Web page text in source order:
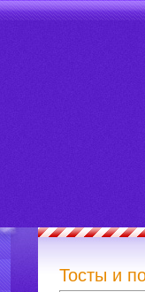
Тосты и